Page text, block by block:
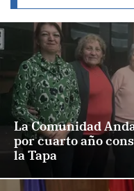
La Comunidad
por cuarto año
la Tapa